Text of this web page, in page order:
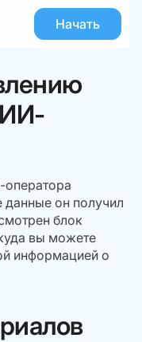
Начать
Советы по составлению базы знаний для ИИ-оператора
ИИ-
оператора
данные он получил
блок
вы можете
информацией о